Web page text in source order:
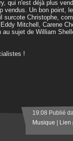
qui n'est déjà plus
vendus. Un bon point,
Christophe,
Mitchell, Carene
sujet de William
!
19:08 Publié
Musique | Lien